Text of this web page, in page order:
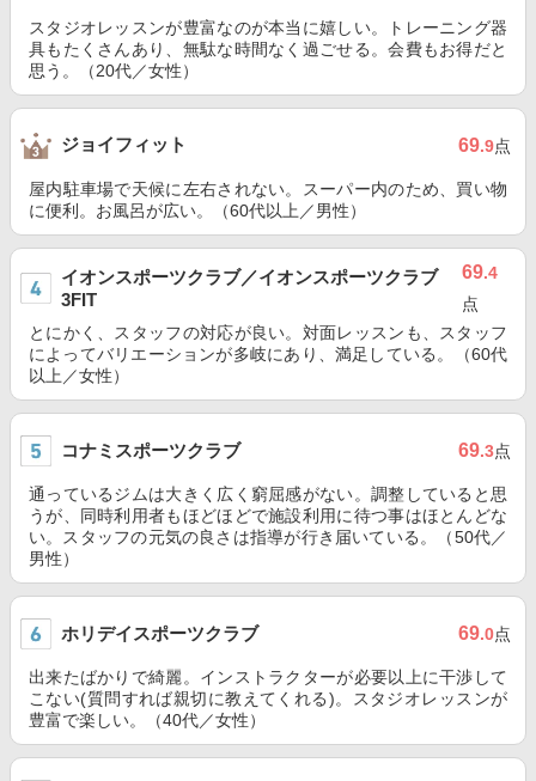
スタジオレッスンが豊富なのが本当に嬉しい。トレーニング器
具もたくさんあり、無駄な時間なく過ごせる。会費もお得だと
思う。（20代／女性）
ジョイフィット 69.9点
屋内駐車場で天候に左右されない。スーパー内のため、買い物
に便利。お風呂が広い。（60代以上／男性）
イオンスポーツクラブ／イオンスポーツクラブ
3FIT
69.4
点
とにかく、スタッフの対応が良い。対面レッスンも、スタッフ
によってバリエーションが多岐にあり、満足している。（60代
以上／女性）
コナミスポーツクラブ 69.3点
通っているジムは大きく広く窮屈感がない。調整していると思
うが、同時利用者もほどほどで施設利用に待つ事はほとんどな
い。スタッフの元気の良さは指導が行き届いている。（50代／
男性）
ホリデイスポーツクラブ 69.0点
出来たばかりで綺麗。インストラクターが必要以上に干渉して
こない(質問すれば親切に教えてくれる)。スタジオレッスンが
豊富で楽しい。（40代／女性）